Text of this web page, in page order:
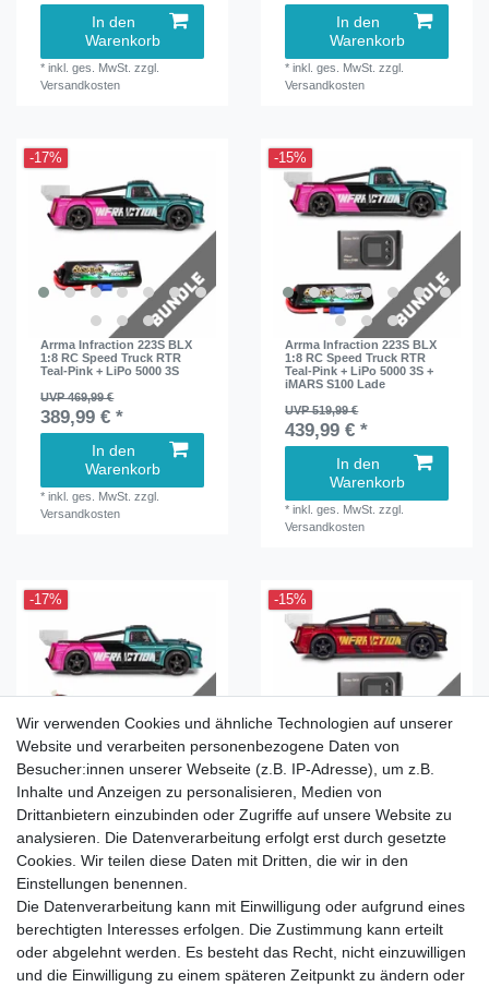
In den
Warenkorb
*inkl. ges. MwSt. zzgl.
Versandkosten
In den
Warenkorb
*inkl. ges. MwSt. zzgl.
Versandkosten
-17%
Arrma Infraction 223S BLX
1:8 RC Speed Truck RTR
Teal-Pink + LiPo 5000 3S
UVP 469,99 €
389,99 € *
In den
Warenkorb
*inkl. ges. MwSt. zzgl.
Versandkosten
-15%
Arrma Infraction 223S BLX
1:8 RC Speed Truck RTR
Teal-Pink + LiPo 5000 3S +
iMARS S100 Lade
UVP 519,99 €
439,99 € *
In den
Warenkorb
*inkl. ges. MwSt. zzgl.
Versandkosten
-17%
Arrma Infraction 223S BLX
1:8 RC Speed Truck RTR
Teal-Pink + LiPo 5200 3S
UVP 469,99 €
389,99 € *
In den
Warenkorb
*inkl. ges. MwSt.zzgl.
Versandkosten
-15%
Arrma Infraction 223S BLX
1:8 RC Truck RTR Black-
Red + LiPo 5000 3S + iMARS
439,99 € *
In den
Warenkorb
* inkl. ges. MwSt. zzgl.
Versandkosten
Wir verwenden Cookies und ähnliche Technologien auf unserer
Website und verarbeiten personenbezogene Daten von
Besucher:innen unserer Webseite (z.B. IP-Adresse), um z.B.
Inhalte und Anzeigen zu personalisieren, Medien von
Drittanbietern einzubinden oder Zugriffe auf unsere Website zu
analysieren. Die Datenverarbeitung erfolgt erst durch gesetzte
Cookies. Wir teilen diese Daten mit Dritten, die wir in den
Einstellungen benennen.
Die Datenverarbeitung kann mit Einwilligung oder aufgrund eines
berechtigten Interesses erfolgen. Die Zustimmung kann erteilt
oder abgelehnt werden. Es besteht das Recht, nicht einzuwilligen
und die Einwilligung zu einem späteren Zeitpunkt zu ändern oder